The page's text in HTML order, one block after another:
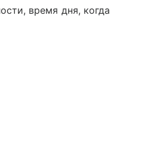
время дня, когда